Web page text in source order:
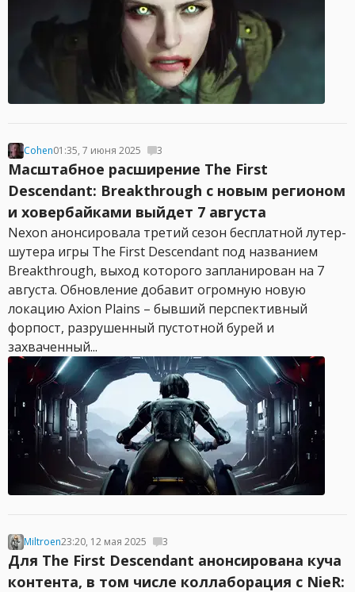
Cohen01:35, 7 июня 2025 3
Масштабное расширение The First
Descendant: Breakthrough с новым регионом
и ховербайками выйдет 7 августа
Nexon анонсировала третий сезон бесплатной лутер-
шутера игры The First Descendant под названием
Breakthrough, выход которого запланирован на 7
августа. Обновление добавит огромную новую
локацию Axion Plains – бывший перспективный
форпост, разрушенный пустотной бурей и
захваченный...
Miltroen23:20, 12 мая 2025 3
Для The First Descendant анонсирована куча
контента, в том числе коллаборация с NieR: